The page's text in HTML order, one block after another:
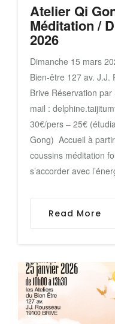
Atelier Qi
Méditation /
2026
Dimanche 15 mars
Bien-être 127 av. J.J.
Brive Réservation
mail :
30€/pers – 25€
Gong) Accueil à
coussins méditation
s’accorder avec
Read More